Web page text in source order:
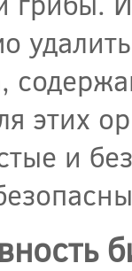
этих
и